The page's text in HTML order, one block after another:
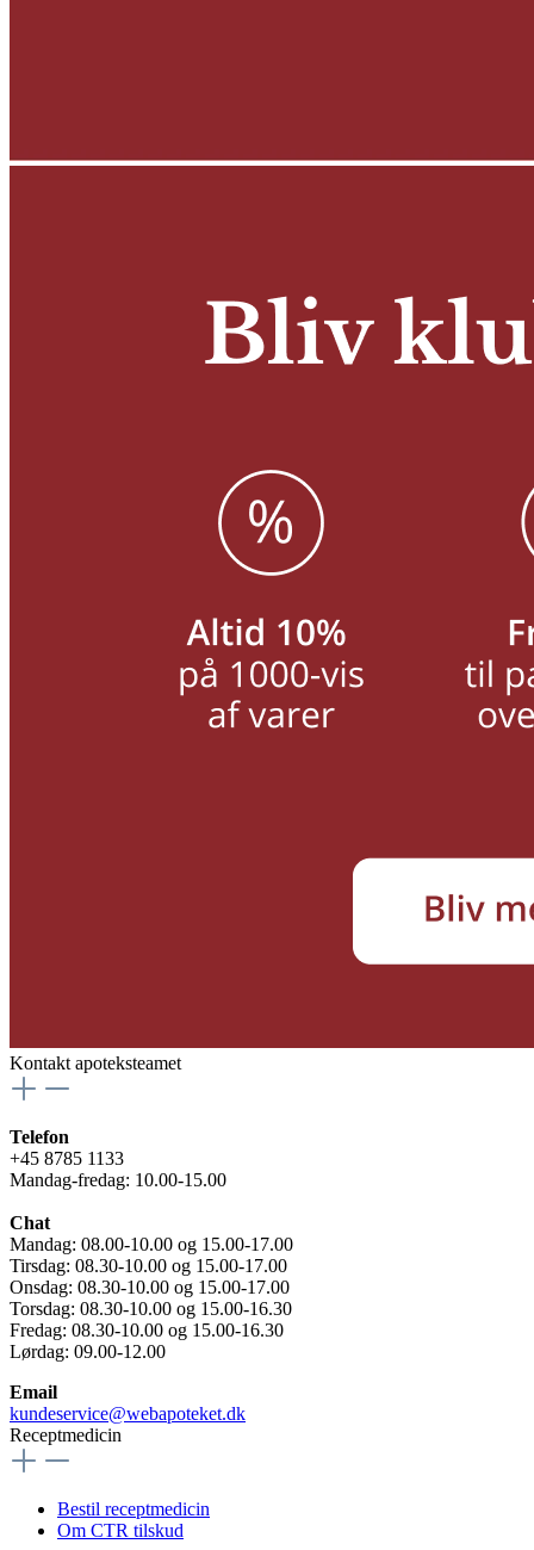
Kontakt apoteksteamet
Telefon
+45 8785 1133
Mandag-fredag: 10.00-15.00
Chat
Mandag: 08.00-10.00 og 15.00-17.00
Tirsdag: 08.30-10.00 og 15.00-17.00
Onsdag: 08.30-10.00 og 15.00-17.00
Torsdag: 08.30-10.00 og 15.00-16.30
Fredag: 08.30-10.00 og 15.00-16.30
Lørdag: 09.00-12.00
Email
kundeservice@webapoteket.dk
Receptmedicin
Bestil receptmedicin
Om CTR tilskud